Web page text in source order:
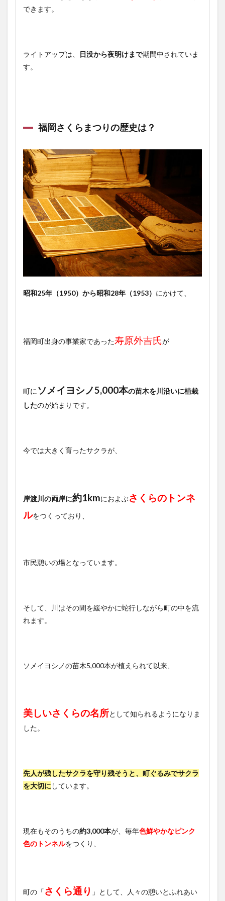
できます。
ライトアップは、 日没から夜明けまで期間中されていま
す。
福岡さくらまつりの歴史は？
昭和25年（1950）から昭和28年（1953） にかけて、
福岡町出身の事業家であった寿原外吉氏が
町に ソメイヨシノ5,000本の苗木を川沿いに植栽
したのが始まりです。
今では大きく育ったサクラが、
岸渡川の両岸に約1kmにおよぶさくらのトンネ
ルをつくっており、
市民憩いの場となっています。
そして、川はその間を緩やかに蛇行しながら町の中を流
れます。
ソメイヨシノの苗木5,000本が植えられて以来、
美しいさくらの名所として知られるようになりま
した。
先人が残したサクラを守り残そうと、町ぐるみでサクラ
を大切に しています。
現在もそのうちの約3,000本が、毎年色鮮やかなピンク
色のトンネルをつくり、
町の「さくら通り 」として、人々の憩いとふれあい